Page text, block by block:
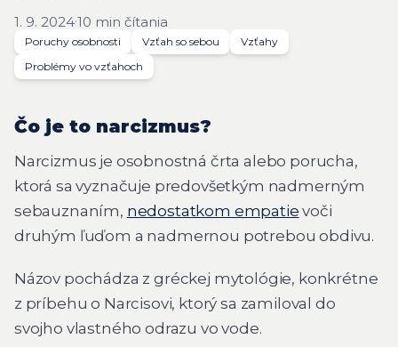
1. 9. 2024·10 min čítania
Poruchy osobnosti Vzťah so sebou
Vzťahy
Problémy vo vzťahoch
Čo je to narcizmus?
Narcizmus je osobnostná črta alebo porucha,
ktorá sa vyznačuje predovšetkým nadmerným
sebauznaním, nedostatkom empatie voči
druhým ľuďom a nadmernou potrebou obdivu.
Názov pochádza z gréckej mytológie, konkrétne
z príbehu o Narcisovi, ktorý sa zamiloval do
svojho vlastného odrazu vo vode.